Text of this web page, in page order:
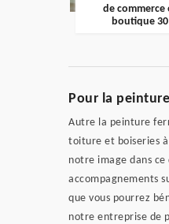
de commerce
boutique 30
Pour la
Autre la peinture
toiture et boiseries
notre image dans
accompagnements
que vous pourrez
notre entreprise de